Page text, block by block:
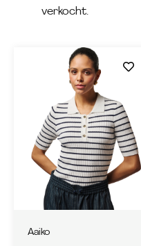
verkocht.
Aaiko